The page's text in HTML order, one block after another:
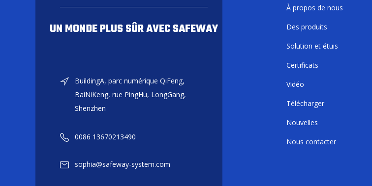
UN MONDE PLUS SÛR AVEC SAFEWAY
BuildingA, parc numérique QiFeng,
BaiNiKeng, rue PingHu, LongGang,
Shenzhen
0086 13670213490
sophia@safeway-system.com
À propos de nous
Des produits
Solution et étuis
Certificats
Vidéo
Télécharger
Nouvelles
Nous contacter